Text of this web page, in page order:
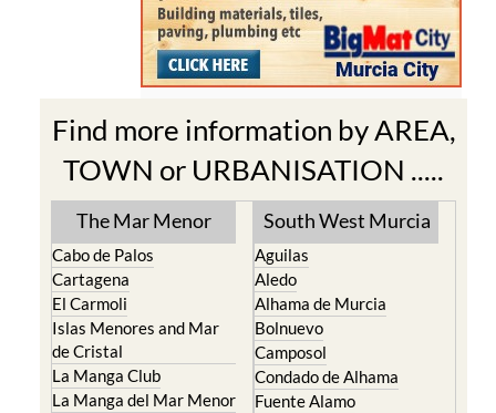
Find more information by AREA,
TOWN or URBANISATION .....
The Mar Menor
Cabo de Palos
Cartagena
El Carmoli
Islas Menores and Mar
de Cristal
La Manga Club
La Manga del Mar Menor
South West Murcia
Aguilas
Aledo
Alhama de Murcia
Bolnuevo
Camposol
Condado de Alhama
Fuente Alamo